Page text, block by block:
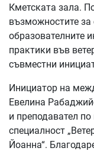
Кметската зала.
възможностите
образователните
практики във
съвместни
Инициатор на
Евелина
и преподавател
специалност
Йоанна“.